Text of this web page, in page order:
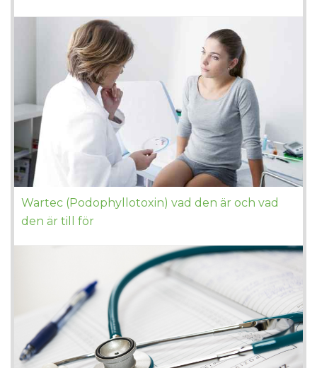
Wartec (Podophyllotoxin) vad den är och vad
den är till för